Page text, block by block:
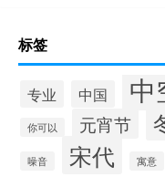
标签
专业 中国 中
你可以 元宵节
噪音 宋代 寓意